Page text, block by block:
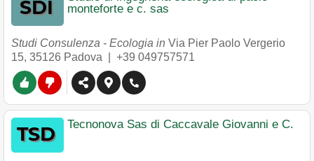
monteforte e c. sas
Studi Consulenza - Ecologia in Via Pier Paolo Vergerio
15, 35126 Padova +39 049757571
Tecnonova Sas di Caccavale Giovanni e C.